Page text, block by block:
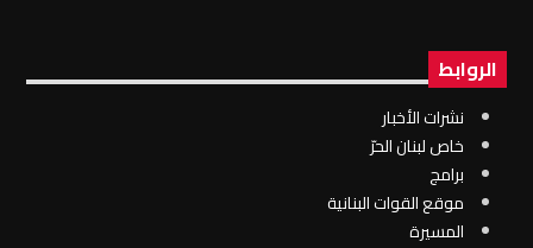
الروابط
نشرات الأخبار
خاص لبنان الحرّ
برامج
موقع القوات البنانية
المسيرة